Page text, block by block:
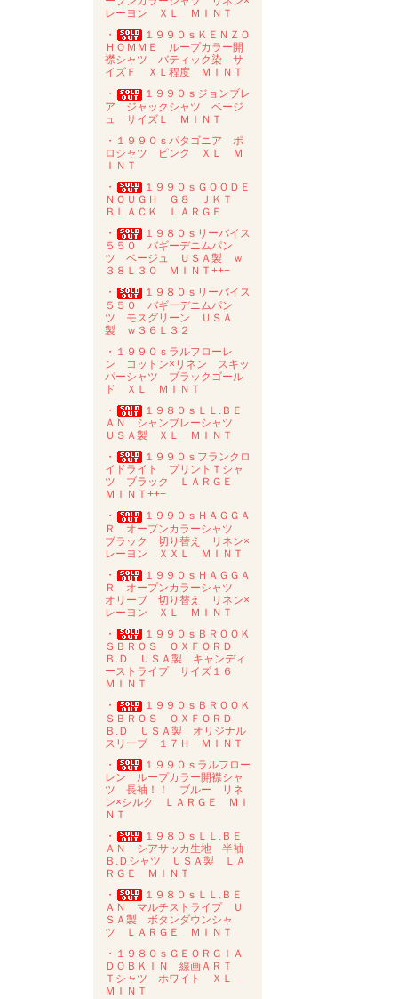
レーヨン ＸＬ ＭＩＮＴ
・
１９９０ｓＫＥＮＺＯ
ＨＯＭＭＥ ループカラー開
襟シャツ バティック染 サ
イズＦ ＸＬ程度 ＭＩＮＴ
・
１９９０ｓジョンブレ
ア ジャックシャツ ベージ
ュ サイズＬ ＭＩＮＴ
・１９９０ｓパタゴニア ポ
ロシャツ ピンク ＸＬ Ｍ
ＩＮＴ
・
１９９０ｓＧＯＯＤＥ
ＮＯＵＧＨ Ｇ８ ＪＫＴ
ＢＬＡＣＫ ＬＡＲＧＥ
・
１９８０ｓリーバイス
５５０ バギーデニムパン
ツ ベージュ ＵＳＡ製 ｗ
３８Ｌ３０ ＭＩＮＴ+++
・
１９８０ｓリーバイス
５５０ バギーデニムパン
ツ モスグリーン ＵＳＡ
製 ｗ３６Ｌ３２
・１９９０ｓラルフローレ
ン コットン×リネン スキッ
パーシャツ ブラックゴール
ド ＸＬ ＭＩＮＴ
・
１９８０ｓＬＬ.ＢＥ
ＡＮ シャンブレーシャツ
ＵＳＡ製 ＸＬ ＭＩＮＴ
・
１９９０ｓフランクロ
イドライト プリントＴシャ
ツ ブラック ＬＡＲＧＥ
ＭＩＮＴ+++
・
１９９０ｓＨＡＧＧＡ
Ｒ オープンカラーシャツ
ブラック 切り替え リネン×
レーヨン ＸＸＬ ＭＩＮＴ
・
１９９０ｓＨＡＧＧＡ
Ｒ オープンカラーシャツ
オリーブ 切り替え リネン×
レーヨン ＸＬ ＭＩＮＴ
・
１９９０ｓＢＲＯＯＫ
ＳＢＲＯＳ ＯＸＦＯＲＤ
Ｂ.Ｄ ＵＳＡ製 キャンディ
ーストライプ サイズ１６
ＭＩＮＴ
・
１９９０ｓＢＲＯＯＫ
ＳＢＲＯＳ ＯＸＦＯＲＤ
Ｂ.Ｄ ＵＳＡ製 オリジナル
スリーブ １７Ｈ ＭＩＮＴ
・
１９９０ｓラルフロー
レン ループカラー開襟シャ
ツ 長袖！！ ブルー リネ
ン×シルク ＬＡＲＧＥ ＭＩ
ＮＴ
・
１９８０ｓＬＬ.ＢＥ
ＡＮ シアサッカ生地 半袖
Ｂ.Ｄシャツ ＵＳＡ製 ＬＡ
ＲＧＥ ＭＩＮＴ
・
１９８０ｓＬＬ.ＢＥ
ＡＮ マルチストライプ Ｕ
ＳＡ製 ボタンダウンシャ
ツ ＬＡＲＧＥ ＭＩＮＴ
・１９８０ｓＧＥＯＲＧＩＡ
ＤＯＢＫＩＮ 線画ＡＲＴ
Ｔシャツ ホワイト ＸＬ
ＭＩＮＴ